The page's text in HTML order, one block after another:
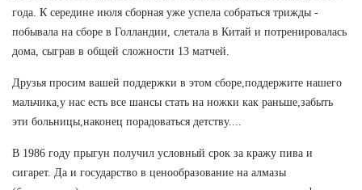
года. К середине июля сборная уже успела собраться трижды -
побывала на сборе в Голландии, слетала в Китай и потренировалась
дома, сыграв в общей сложности 13 матчей.
Друзья просим вашей поддержки в этом сборе,поддержите нашего
мальчика,у нас есть все шансы стать на ножки как раньше,забыть
эти больницы,наконец порадоваться детству....
В 1986 году прыгун получил условный срок за кражу пива и
сигарет. Да и государство в ценообразование на алмазы